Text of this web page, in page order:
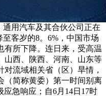
用汽车及其合伙公司正在
客岁的8。6%，中国市场
有所下降。连日来，受高温
山西、陕西、河南、山东等
流域相关省（区）旱情，
（简称黄委）第一时间别离
急响应；自6月14日17时